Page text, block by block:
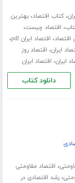
،کتاب اقتصاد،بهترین
، اقتصاد چیست،
اقتصاد، اقتصاد ایران pdf ،
ایران، اقتصاد روز
ایران، اقتصاد ایران
دانلود کتاب
، اقتصاد مقاومتی
،رشد اقتصادی در